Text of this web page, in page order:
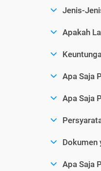
Jenis-
Apakah
Apa Saja
Apa Saja
Dokumen
Apa Saja